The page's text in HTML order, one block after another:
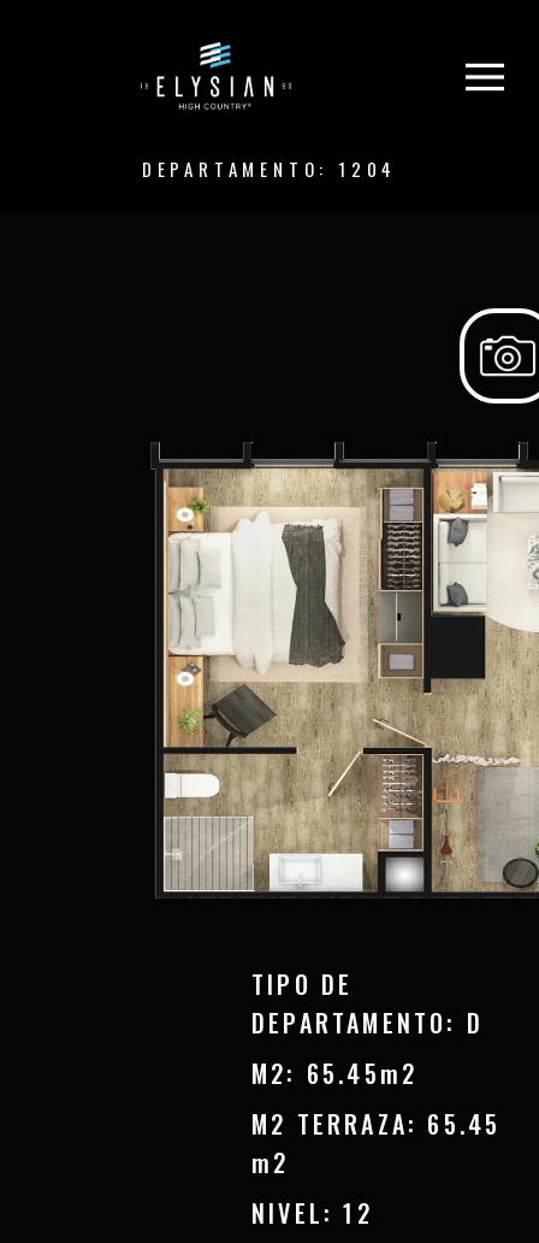
DEPARTAMENTO: 1204
TIPO DE
DEPARTAMENTO: D
M2: 65.45m2
M2 TERRAZA: 65.45
m2
NIVEL: 12